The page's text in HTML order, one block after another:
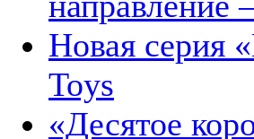
Новая серия
Toys
«Десятое